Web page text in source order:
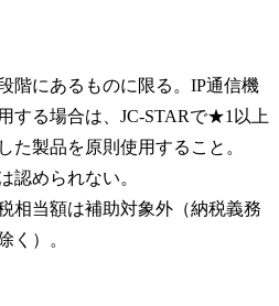
階にあるものに限る。IP通信機
する場合は、JC-STARで★1以上
た製品を原則使用すること。
認められない。
相当額は補助対象外（納税義務
く）。